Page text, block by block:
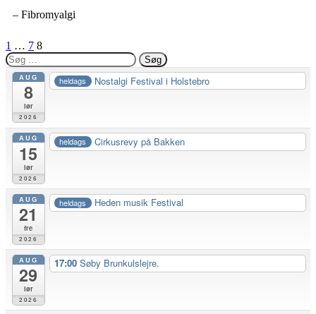
– Fibromyalgi
1 … 7 8
AUG
8
lør
2026
heldags Nostalgi Festival i Holstebro
AUG
15
lør
2026
heldags Cirkusrevy på Bakken
AUG
21
fre
2026
heldags Heden musik Festival
AUG
29
lør
2026
17:00 Søby Brunkulslejre.